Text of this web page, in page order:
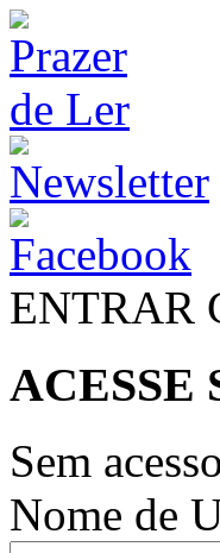
ENTRAR
ACESSE
Sem
Nome de